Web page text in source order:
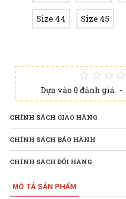
Dựa vào 0 đánh giá. -
Size 44 Size 45
CHÍNH SÁCH GIAO HÀNG
CHÍNH SÁCH BẢO HÀNH
CHÍNH SÁCH ĐỔI HÀNG
MÔ TẢ SẢN PHẨM